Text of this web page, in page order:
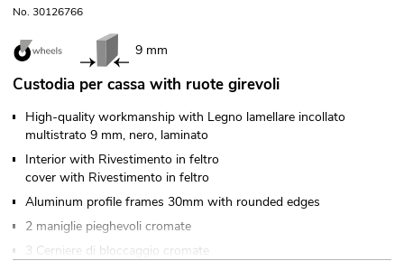
No. 30126766
9 mm
Custodia per cassa with ruote girevoli
High-quality workmanship with Legno lamellare incollato
multistrato 9 mm, nero, laminato
Interior with Rivestimento in feltro
cover with Rivestimento in feltro
Aluminum profile frames 30mm with rounded edges
2 maniglie pieghevoli cromate
3 Cerniere di bloccaggio cromate